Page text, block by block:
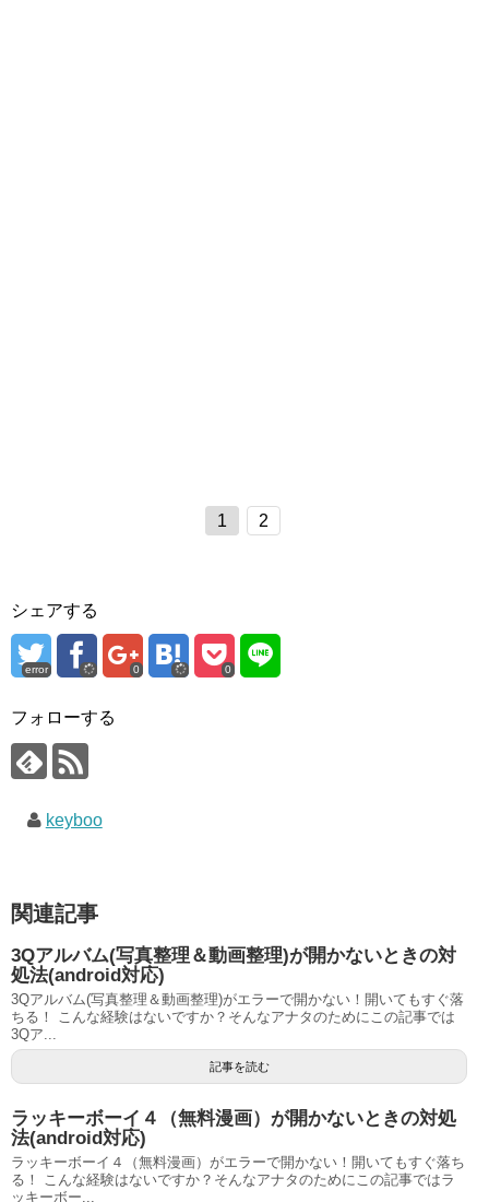
1 2
シェアする
error 0 0
フォローする
keyboo
関連記事
3Qアルバム(写真整理＆動画整理)が開かないときの対
処法(android対応)
3Qアルバム(写真整理＆動画整理)がエラーで開かない！開いてもすぐ落
ちる！ こんな経験はないですか？そんなアナタのためにこの記事では
3Qア...
記事を読む
ラッキーボーイ４（無料漫画）が開かないときの対処
法(android対応)
ラッキーボーイ４（無料漫画）がエラーで開かない！開いてもすぐ落ち
る！ こんな経験はないですか？そんなアナタのためにこの記事ではラ
ッキーボー...